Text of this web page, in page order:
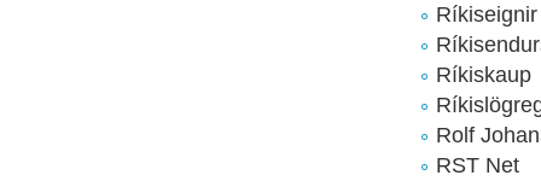
Ríkiseignir
Ríkiskaup
Rolf
RST Net